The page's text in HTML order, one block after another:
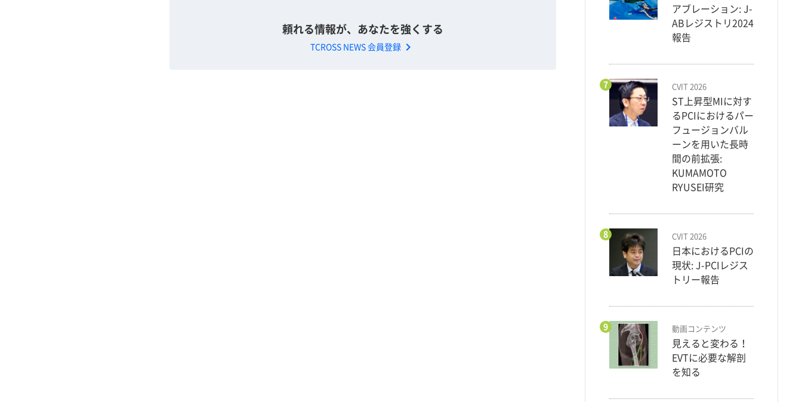
頼れる情報が、あなたを強くする
TCROSS NEWS 会員登録 chevron_right
アブレーション: J-
ABレジストリ2024
報告
7 CVIT 2026
ST上昇型MIに対す
るPCIにおけるパー
フュージョンバル
ーンを用いた長時
間の前拡張:
KUMAMOTO
RYUSEI研究
8 CVIT 2026
日本におけるPCIの
現状: J-PCIレジス
トリー報告
9 動画コンテンツ
見えると変わる！
EVTに必要な解剖
を知る